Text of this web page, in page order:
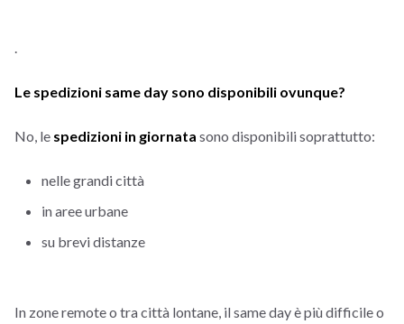
.
Le spedizioni same day sono disponibili ovunque?
No, le spedizioni in giornata sono disponibili soprattutto:
nelle grandi città
in aree urbane
su brevi distanze
In zone remote o tra città lontane, il same day è più difficile o